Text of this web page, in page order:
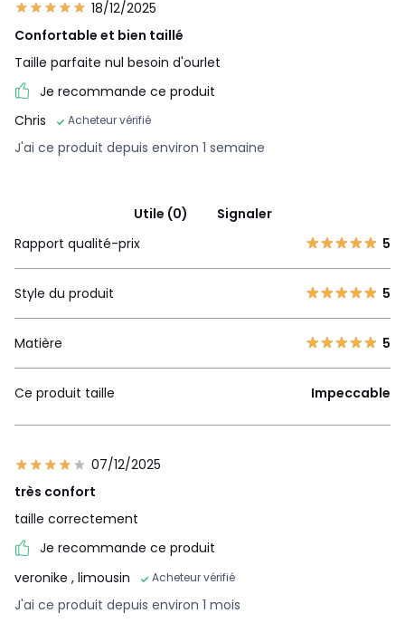
18/12/2025
Confortable et bien taillé
Taille parfaite nul besoin d'ourlet
Je recommande ce produit
Chris
Acheteur vérifié
J'ai ce produit depuis environ 1 semaine
Utile (0)
Signaler
Rapport qualité-prix
5
Style du produit 5
Matière 5
Ce produit taille Impeccable
07/12/2025
très confort
taille correctement
Je recommande ce produit
veronike , limousin Acheteur vérifié
J'ai ce produit depuis environ 1 mois